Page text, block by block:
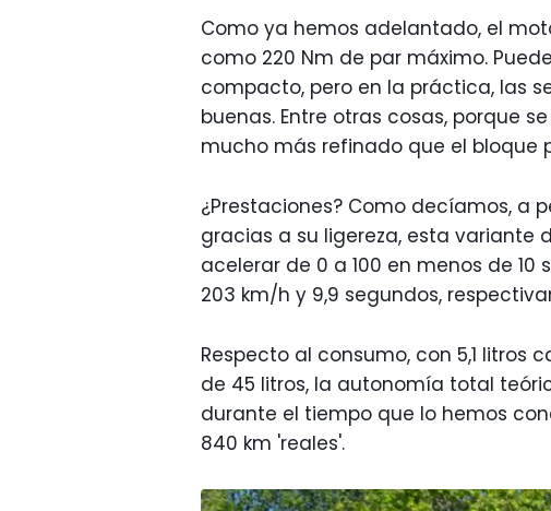
Como ya hemos adelantado, el
como 220 Nm de par máximo.
compacto, pero en la práctica, las
buenas. Entre otras cosas, porque
mucho más refinado que el bloque
¿Prestaciones? Como decíamos, a
gracias a su ligereza, esta variante
acelerar de 0 a 100 en menos de
203 km/h y 9,9 segundos,
Respecto al consumo, con 5,1 litros
de 45 litros, la autonomía total
durante el tiempo que lo hemos
840 km 'reales'.